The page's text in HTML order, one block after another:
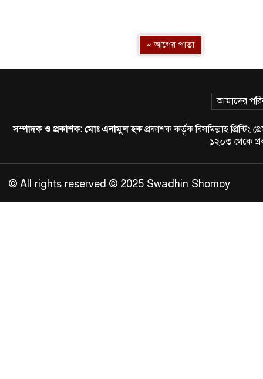
« আগের পাতা
আমাদের
সম্পাদক ও প্রকাশক: মোঃ এনামুল হকপ্রকাশক কর্তৃক বিসমিল্লাহ
১২০৩ থেকে
© All rights reserved © 2025 Swadhin Shomoy